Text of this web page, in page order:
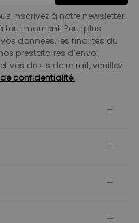
inscrivez à notre newsletter.
tout moment. Pour plus
données, les finalités du
prestataires d’envoi,
vos droits de retrait, veuillez
confidentialité.